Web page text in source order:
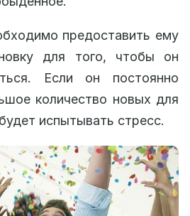
предоставить ему
для того, чтобы он
Если он постоянно
количество новых для
испытывать стресс.